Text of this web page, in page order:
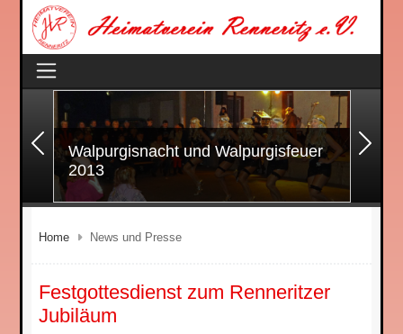
Zurück
Walpurgisnacht und Walpurgisfeuer
2013
Home News und Presse
Festgottesdienst zum Renneritzer
Jubiläum